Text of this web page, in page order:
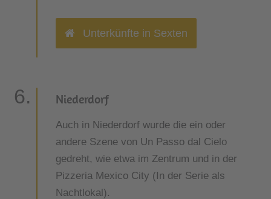
Unterkünfte in Sexten
Niederdorf
Auch in Niederdorf wurde die ein oder
andere Szene von Un Passo dal Cielo
gedreht, wie etwa im Zentrum und in der
Pizzeria Mexico City (In der Serie als
Nachtlokal).